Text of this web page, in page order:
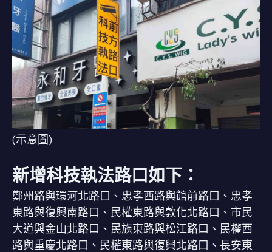
(示意圖)
新增科技執法路口如下：
鄭州路與環河北路口、忠孝西路與館前路口、忠孝
東路與復興南路口、民權東路與敦化北路口、市民
大道與金山北路口、民族東路與松江路口、民權西
路與重慶北路口、民權東路與復興北路口、長安東